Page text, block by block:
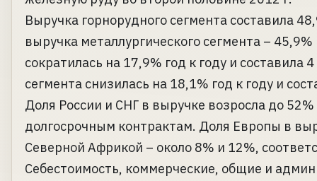
Выручка горнорудного сегмента составила
выручка металлургического сегмента –
сократилась на 17,9% год к году и
сегмента снизилась на 18,1% год к году и
Доля России и СНГ в выручке возросла до
долгосрочным контрактам. Доля Европы в
Северной Африкой – около 8% и 12%,
Себестоимость, коммерческие, общие и